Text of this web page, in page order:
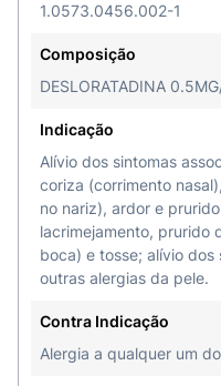
1.0573.0456.002-1
Composição
DESLORATADINA
Indicação
Alívio dos sintomas
coriza (corrimento
no nariz), ardor e
lacrimejamento, prurido
boca) e tosse; alívio dos
outras alergias da pele.
Contra Indicação
Alergia a qualquer um